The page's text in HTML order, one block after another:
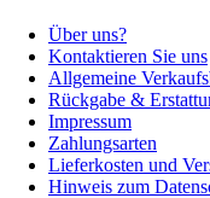
Über uns?
Kontaktieren Sie uns
Allgemeine
Rückgabe &
Impressum
Zahlungsarten
Lieferkosten und
Hinweis zum